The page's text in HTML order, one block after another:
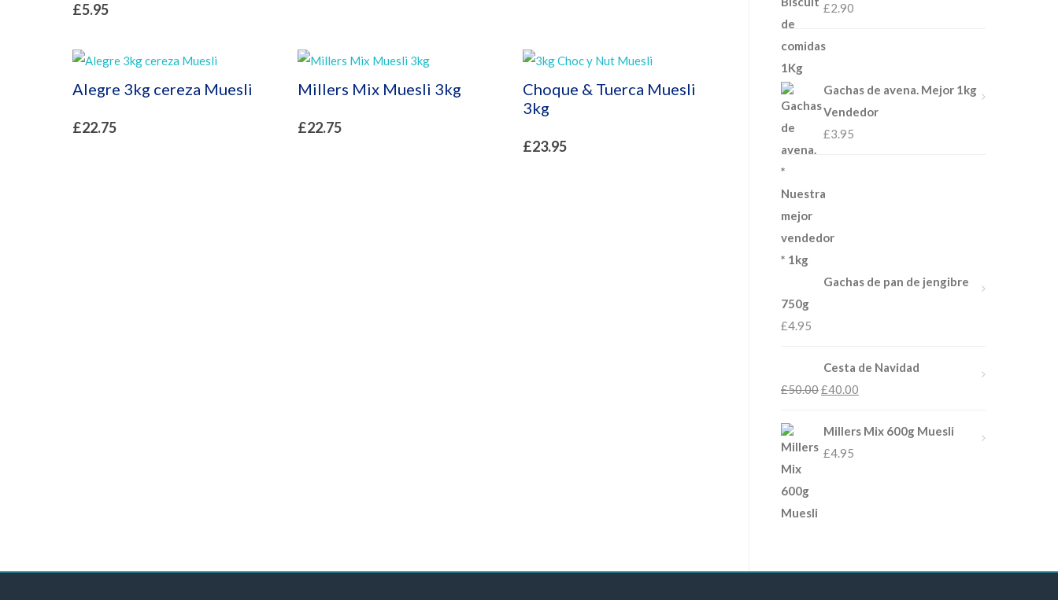
£5.95
Alegre 3kg cereza Muesli
£22.75
Millers Mix Muesli 3kg
£22.75
Choque & Tuerca Muesli
3kg
£23.95
£2.90
Gachas de avena. Mejor 1kg
Vendedor
£3.95
Gachas de pan de jengibre
750g
£4.95
Cesta de Navidad
£50.00£40.00
Millers Mix 600g Muesli
£4.95